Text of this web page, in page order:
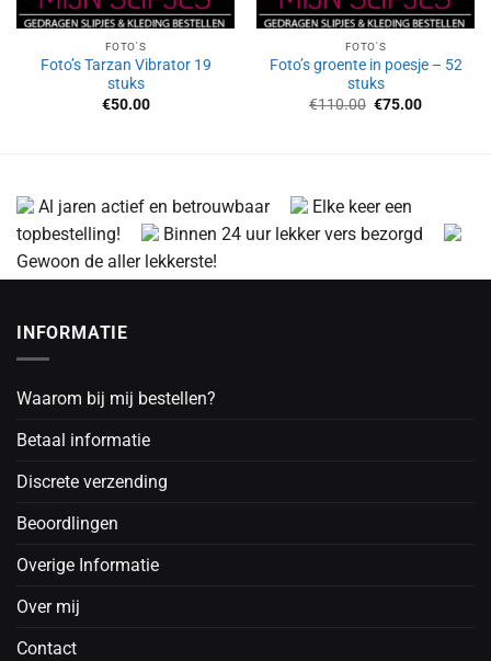
FOTO'S
Foto’s Tarzan Vibrator 19
stuks
€50.00
FOTO'S
Foto’s groente in poesje – 52
stuks
€110.00 Oorspronkelijke
€75.00Huidige
Al jaren actief en betrouwbaar
Elke keer een
topbestelling!
Binnen 24 uur lekker vers bezorgd
Gewoon de aller lekkerste!
INFORMATIE
Waarom bij mij bestellen?
Betaal informatie
Discrete verzending
Beoordlingen
Overige Informatie
Over mij
Contact